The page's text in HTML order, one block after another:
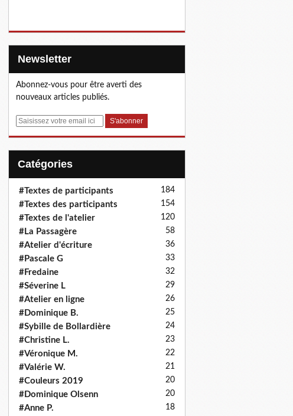
Newsletter
Abonnez-vous pour être averti des
nouveaux articles publiés.
E
Catégories
#Textes de participants 184
#Textes des participants 154
#Textes de l'atelier 120
#La Passagère 58
#Atelier d'écriture 36
#Pascale G 33
#Fredaine 32
#Séverine L 29
#Atelier en ligne 26
#Dominique B. 25
#Sybille de Bollardière 24
#Christine L. 23
#Véronique M. 22
#Valérie W. 21
#Couleurs 2019 20
#Dominique Olsenn 20
#Anne P. 18